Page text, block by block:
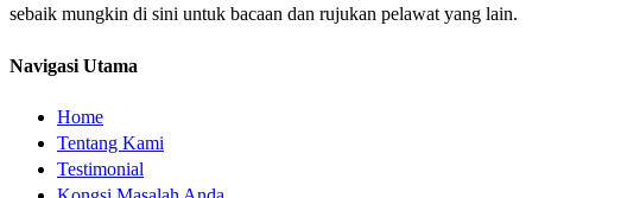
sebaik mungkin di sini untuk bacaan dan rujukan pelawat yang lain.
Navigasi Utama
Home
Tentang Kami
Testimonial